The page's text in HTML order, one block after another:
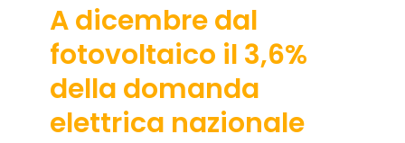
A dicembre dal
fotovoltaico il 3,6%
della domanda
elettrica nazionale